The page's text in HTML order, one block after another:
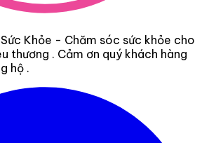
Khỏe - Chăm sóc sức khỏe cho
thương . Cảm ơn quý khách hàng
hộ .